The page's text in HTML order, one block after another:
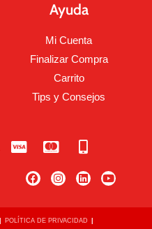
Ayuda
Mi Cuenta
Finalizar Compra
Carrito
Tips y Consejos
POLÍTICA DE PRIVACIDAD